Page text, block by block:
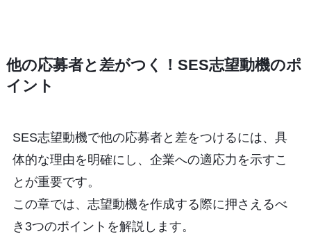
他の応募者と差がつく！SES志望動機のポ
イント
SES志望動機で他の応募者と差をつけるには、具
体的な理由を明確にし、企業への適応力を示すこ
とが重要です。
この章では、志望動機を作成する際に押さえるべ
き3つのポイントを解説します。